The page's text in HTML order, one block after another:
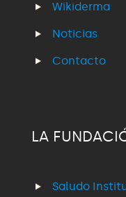
Wikiderma
Noticias
Contacto
LA
Saludo